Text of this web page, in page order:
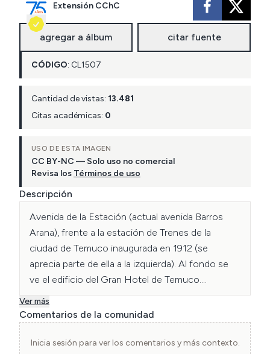
Extensión CChC
agregar a álbum citar fuente
CÓDIGO: CL1507
Cantidad de vistas: 13.481
Citas académicas: 0
USO DE ESTA IMAGEN
CC BY-NC — Solo uso no comercial
Revisa los Términos de uso
Descripción
Avenida de la Estación (actual avenida Barros
Arana), frente a la estación de Trenes de la
ciudad de Temuco inaugurada en 1912 (se
aprecia parte de ella a la izquierda). Al fondo se
ve el edificio del Gran Hotel de Temuco.
Autor desconocido de la fotografía. Archivo
CChC.
Ver más
Comentarios de la comunidad
Inicia sesión para ver los comentarios y más contexto.